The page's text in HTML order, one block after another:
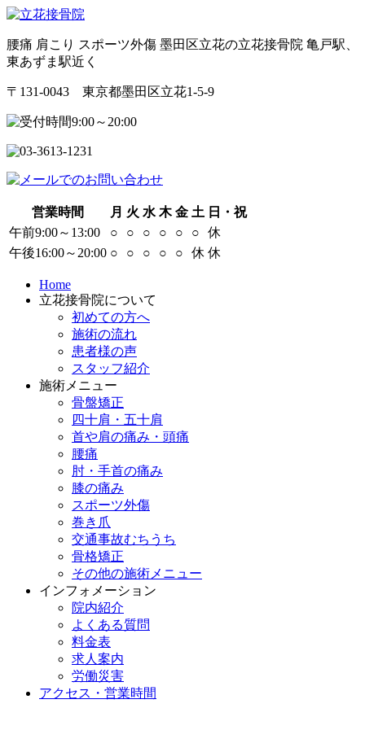
腰痛 肩こり スポーツ外傷 墨田区立花の立花接骨院 亀戸駅、
東あずま駅近く
〒131-0043 東京都墨田区立花1-5-9
営業時間 月 火 水 木 金 土 日・祝
午前9:00～13:00
○ ○ ○ ○ ○ ○
休
午後16:00～20:00 ○ ○ ○ ○ ○ 休 休
Home
立花接骨院について
初めての方へ
施術の流れ
患者様の声
スタッフ紹介
施術メニュー
骨盤矯正
四十肩・五十肩
首や肩の痛み・頭痛
腰痛
肘・手首の痛み
膝の痛み
スポーツ外傷
巻き爪
交通事故むちうち
骨格矯正
その他の施術メニュー
インフォメーション
院内紹介
よくある質問
料金表
求人案内
労働災害
アクセス・営業時間